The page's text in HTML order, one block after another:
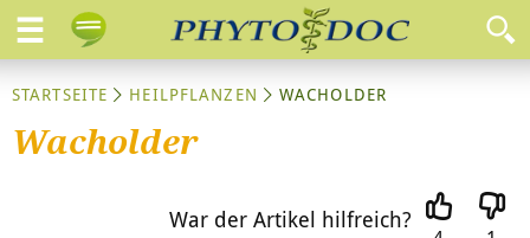
STARTSEITE HEILPFLANZEN WACHOLDER
Wacholder
War der Artikel hilfreich?